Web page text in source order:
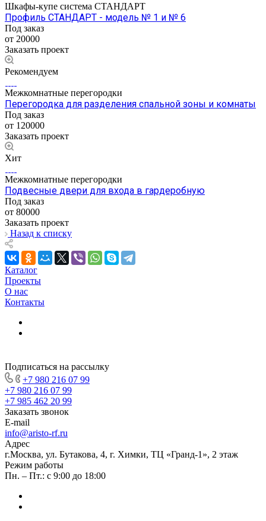
Шкафы-купе система СТАНДАРТ
Профиль СТАНДАРТ - модель № 1 и № 6
Под заказ
от 20000
Заказать проект
Рекомендуем
Межкомнатные перегородки
Перегородка для разделения спальной зоны и комнаты
Под заказ
от 120000
Заказать проект
Хит
Межкомнатные перегородки
Подвесные двери для входа в гардеробную
Под заказ
от 80000
Заказать проект
Назад к списку
Каталог
Проекты
О нас
Контакты
Подписаться на рассылку
+7 980 216 07 99
+7 980 216 07 99
+7 985 462 20 99
Заказать звонок
E-mail
info@aristo-rf.ru
Адрес
г.Москва, ул. Бутакова, 4, г. Химки, ТЦ «Гранд-1», 2 этаж
Режим работы
Пн. – Пт.: с 9:00 до 18:00